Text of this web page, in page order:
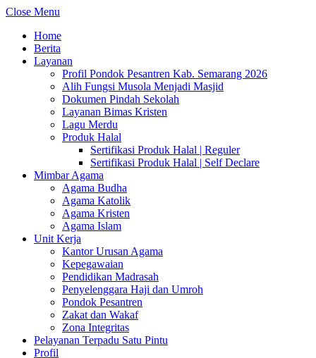
Close Menu
Home
Berita
Layanan
Profil Pondok Pesantren Kab. Semarang 2026
Alih Fungsi Musola Menjadi Masjid
Dokumen Pindah Sekolah
Layanan Bimas Kristen
Lagu Merdu
Produk Halal
Sertifikasi Produk Halal | Reguler
Sertifikasi Produk Halal | Self Declare
Mimbar Agama
Agama Budha
Agama Katolik
Agama Kristen
Agama Islam
Unit Kerja
Kantor Urusan Agama
Kepegawaian
Pendidikan Madrasah
Penyelenggara Haji dan Umroh
Pondok Pesantren
Zakat dan Wakaf
Zona Integritas
Pelayanan Terpadu Satu Pintu
Profil